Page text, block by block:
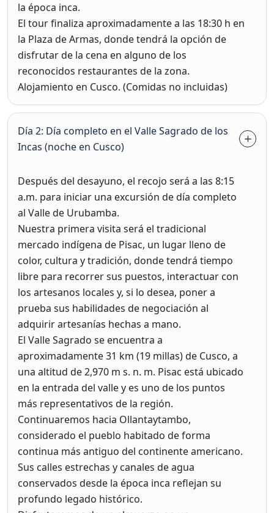
la época inca.
El tour finaliza aproximadamente a las 18:30 h en
la Plaza de Armas, donde tendrá la opción de
disfrutar de la cena en alguno de los
reconocidos restaurantes de la zona.
Alojamiento en Cusco. (Comidas no incluidas)
Día 2: Día completo en el Valle Sagrado de los
Incas (noche en Cusco)
Después del desayuno, el recojo será a las 8:15
a.m. para iniciar una excursión de día completo
al Valle de Urubamba.
Nuestra primera visita será el tradicional
mercado indígena de Pisac, un lugar lleno de
color, cultura y tradición, donde tendrá tiempo
libre para recorrer sus puestos, interactuar con
los artesanos locales y, si lo desea, poner a
prueba sus habilidades de negociación al
adquirir artesanías hechas a mano.
El Valle Sagrado se encuentra a
aproximadamente 31 km (19 millas) de Cusco, a
una altitud de 2,970 m s. n. m. Pisac está ubicado
en la entrada del valle y es uno de los puntos
más representativos de la región.
Continuaremos hacia Ollantaytambo,
considerado el pueblo habitado de forma
continua más antiguo del continente americano.
Sus calles estrechas y canales de agua
conservados desde la época inca reflejan su
profundo legado histórico.